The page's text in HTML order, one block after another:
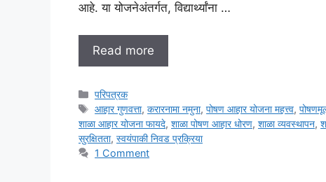
आहे. या योजनेअंतर्गत, विद्यार्थ्यांना …
Read more
Categories
परिपत्रक
Tags
आहार गुणवत्ता,करारनामा नमुना,पोषण आहार योजना महत्त्व,
शाळा आहार योजना फायदे, शाळा पोषण आहार धोरण, शाळा व्यवस्थापन,
सुरक्षितता, स्वयंपाकी निवड प्रक्रिया
1 Comment